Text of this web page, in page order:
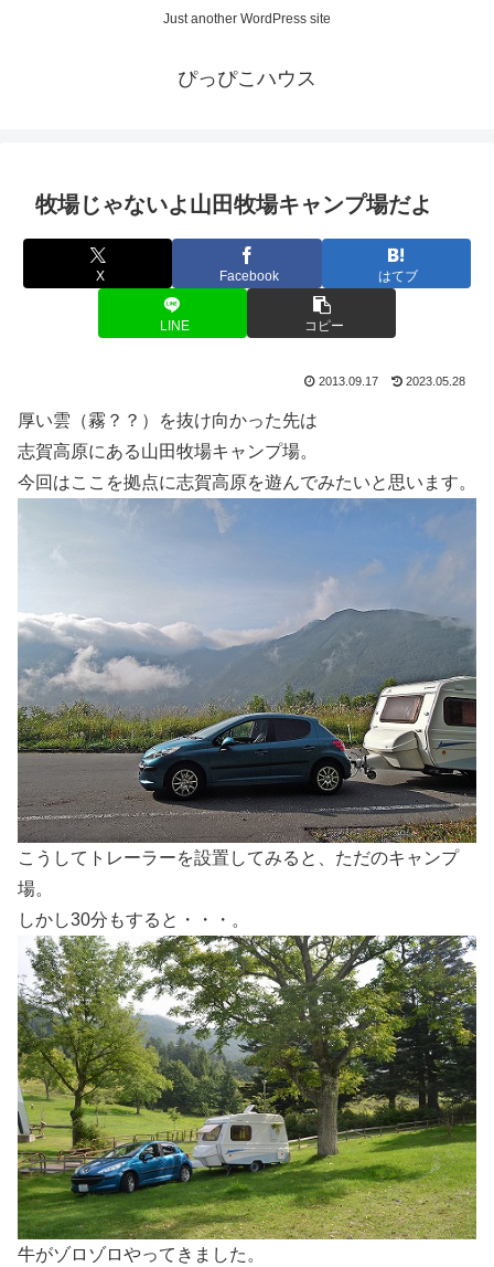
Just another WordPress site
ぴっぴこハウス
牧場じゃないよ山田牧場キャンプ場だよ
X Facebook はてブ
LINE コピー
2013.09.17 2023.05.28
厚い雲（霧？？）を抜け向かった先は
志賀高原にある山田牧場キャンプ場。
今回はここを拠点に志賀高原を遊んでみたいと思います。
こうしてトレーラーを設置してみると、ただのキャンプ
場。
しかし30分もすると・・・。
牛がゾロゾロやってきました。